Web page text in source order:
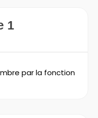
1
par la fonction